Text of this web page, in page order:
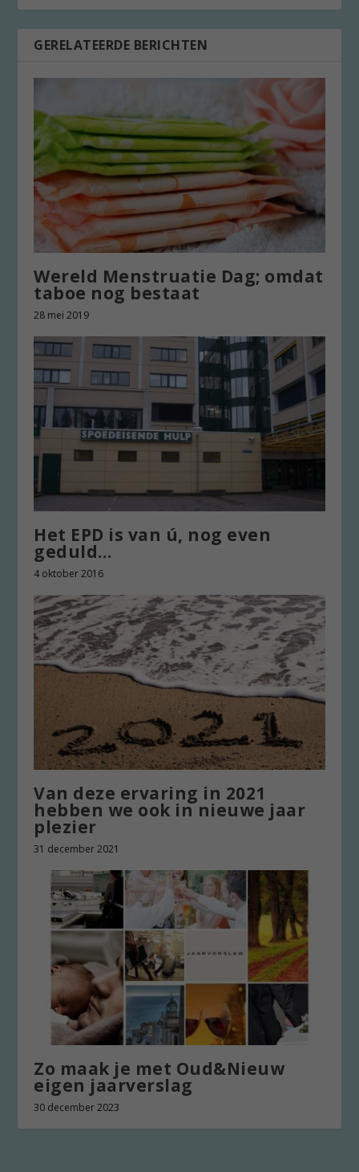
GERELATEERDE BERICHTEN
Wereld Menstruatie Dag; omdat
taboe nog bestaat
28 mei 2019
Het EPD is van ú, nog even
geduld…
4 oktober 2016
Van deze ervaring in 2021
hebben we ook in nieuwe jaar
plezier
31 december 2021
Zo maak je met Oud&Nieuw
eigen jaarverslag
30 december 2023